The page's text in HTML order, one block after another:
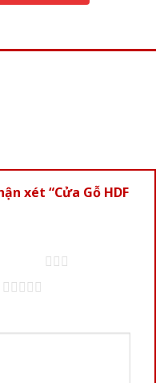
xét “Cửa Gỗ HDF